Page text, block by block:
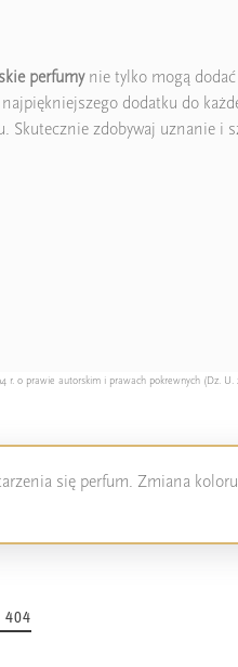
perfumynie tylko mogą dodać
dodatku do
zdobywaj uznanie i
o prawie autorskim i prawach pokrewnych (Dz.
się perfum. Zmiana
404